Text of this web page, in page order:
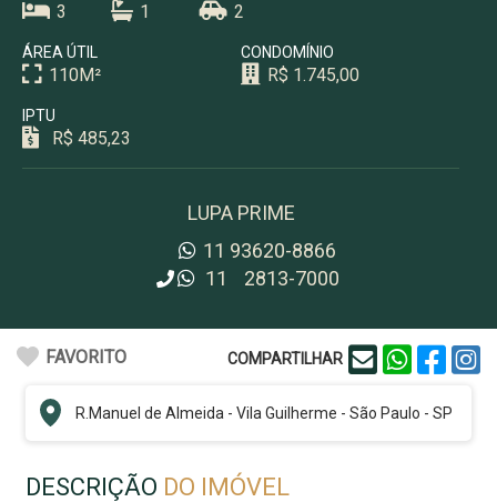
3 1 2
ÁREA ÚTIL
110M²
CONDOMÍNIO
R$ 1.745,00
IPTU
R$ 485,23
LUPA PRIME
11 93620-8866
11
2813-7000
FAVORITO COMPARTILHAR
R. Manuel de Almeida -Vila Guilherme -São Paulo - SP
DESCRIÇÃO DO IMÓVEL